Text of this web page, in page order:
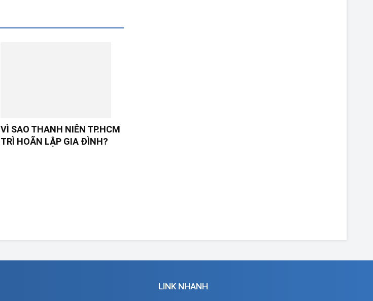
VÌ SAO THANH NIÊN TP.HCM
TRÌ HOÃN LẬP GIA ĐÌNH?
LINK NHANH